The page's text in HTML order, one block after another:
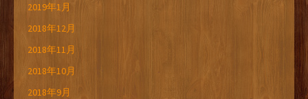
2019年1月
2018年12月
2018年11月
2018年10月
2018年9月